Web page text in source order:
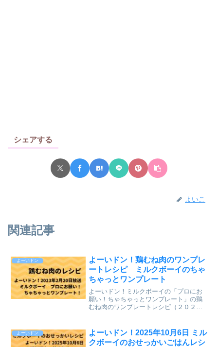
シェアする
よいこ
関連記事
よーいドン
よーいドン！鶏むね肉のワンプレ
ートレシピ ミルクボーイのちゃ
ちゃっとワンプレート
よーいドン！ミルクボーイの「プロにお
願い！ちゃちゃっとワンプレート」の鶏
むね肉のワンプレートレシピ（２０２３
めて今までのレシピを記事にしていま
す。⇒「ミルクボーイのプロ...
よーいドン
よーいドン！2025年10月6日 ミル
クボーイのおせっかいごはんレシ